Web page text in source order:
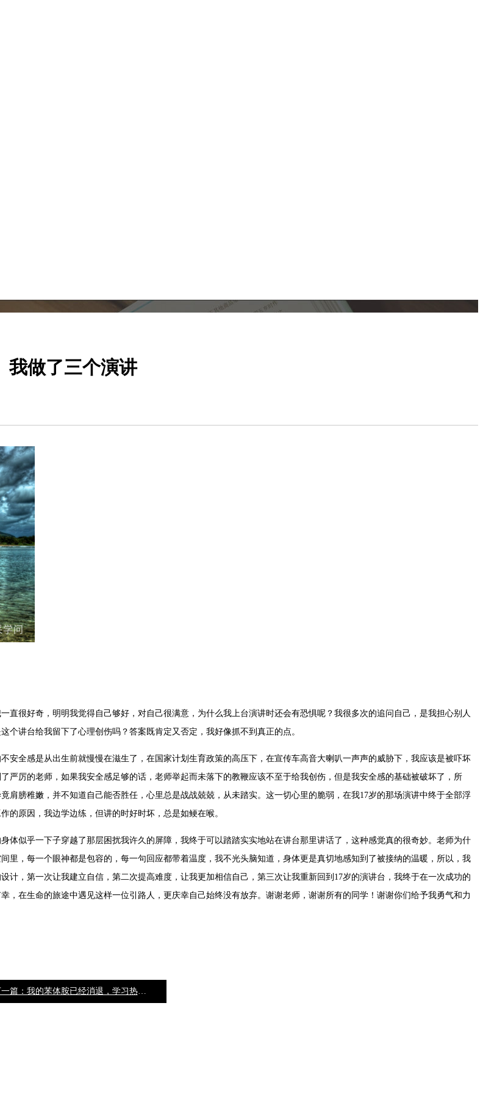
我做了三个演讲
很好奇，明明我觉得自己够好，对自己很满意，为什么我上台演讲时还会有恐惧呢？我很多次的追问自己，是我担心别人
讲台给我留下了心理创伤吗？答案既肯定又否定，我好像抓不到真正的点。
安全感是从出生前就慢慢在滋生了，在国家计划生育政策的高压下，在宣传车高音大喇叭一声声的威胁下，我应该是被吓坏
严厉的老师，如果我安全感足够的话，老师举起而未落下的教鞭应该不至于给我创伤，但是我安全感的基础被破坏了，所
膀稚嫩，并不知道自己能否胜任，心里总是战战兢兢，从未踏实。这一切心里的脆弱，在我17岁的那场演讲中终于全部浮
的原因，我边学边练，但讲的时好时坏，总是如鲠在喉。
体似乎一下子穿越了那层困扰我许久的屏障，我终于可以踏踏实实地站在讲台那里讲话了，这种感觉真的很奇妙。老师为什
里，每一个眼神都是包容的，每一句回应都带着温度，我不光头脑知道，身体更是真切地感知到了被接纳的温暖，所以，我
，第一次让我建立自信，第二次提高难度，让我更加相信自己，第三次让我重新回到17岁的演讲台，我终于在一次成功的
，在生命的旅途中遇见这样一位引路人，更庆幸自己始终没有放弃。谢谢老师，谢谢所有的同学！谢谢你们给予我勇气和力
下一篇：我的苯体胺已经消退，学习热情继续